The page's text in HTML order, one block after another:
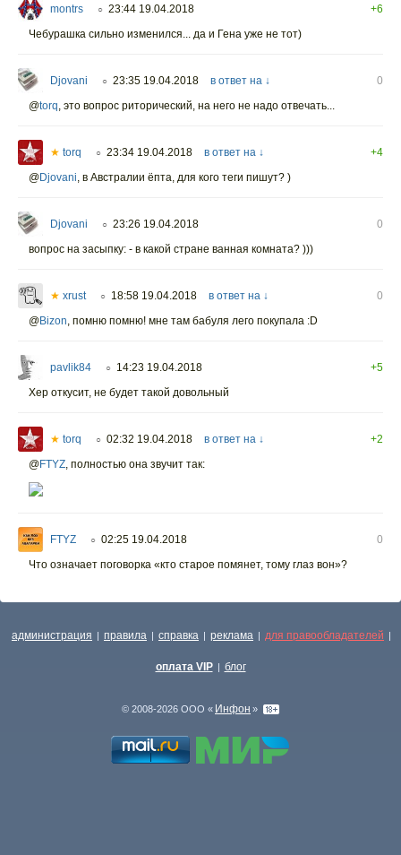
montrs ○ 23:44 19.04.2018
+6
Чебурашка сильно изменился... да и Гена уже не тот)
Djovani ○ 23:35 19.04.2018 в ответ на ↓
0
@torq, это вопрос риторический, на него не надо отвечать...
★ torq ○ 23:34 19.04.2018 в ответ на ↓
+4
@Djovani, в Австралии ёпта, для кого теги пишут? )
Djovani ○ 23:26 19.04.2018
0
вопрос на засыпку: - в какой стране ванная комната? )))
★ xrust ○ 18:58 19.04.2018 в ответ на ↓
0
@Bizon, помню помню! мне там бабуля лего покупала :D
pavlik84 ○ 14:23 19.04.2018
+5
Хер откусит, не будет такой довольный
★ torq ○ 02:32 19.04.2018 в ответ на ↓
+2
@FTYZ, полностью она звучит так:
FTYZ ○ 02:25 19.04.2018
0
Что означает поговорка «кто старое помянет, тому глаз вон»?
администрация | правила | справка | реклама | для правообладателей |
оплата VIP | блог
© 2008-2026 ООО « Инфон »